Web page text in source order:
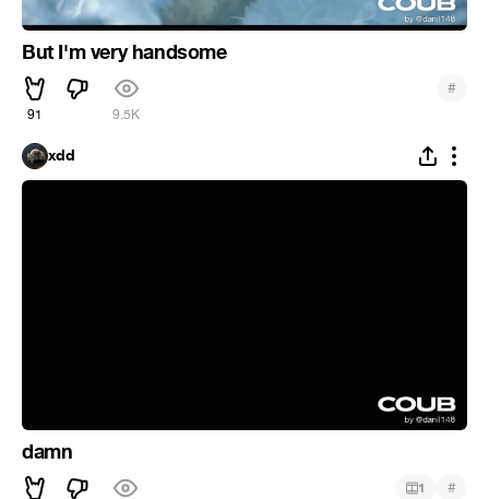
But I'm very handsome
91 9.5K
#
xdd
damn
1 #